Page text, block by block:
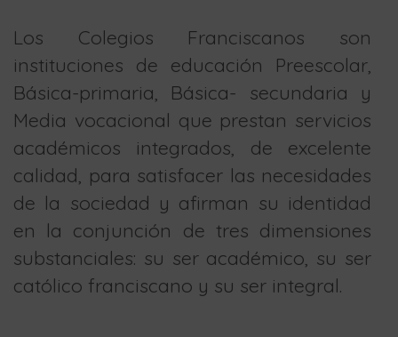
Los Colegios Franciscanos son
instituciones de educación Preescolar,
Básica-primaria, Básica- secundaria y
Media vocacional que prestan servicios
académicos integrados, de excelente
calidad, para satisfacer las necesidades
de la sociedad y afirman su identidad
en la conjunción de tres dimensiones
substanciales: su ser académico, su ser
católico franciscano y su ser integral.